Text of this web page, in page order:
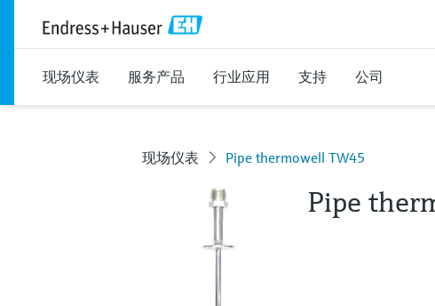
现场仪表 服务产品 行业应用 支持 公司
现场仪表 Pipe thermowell TW45
Pipe